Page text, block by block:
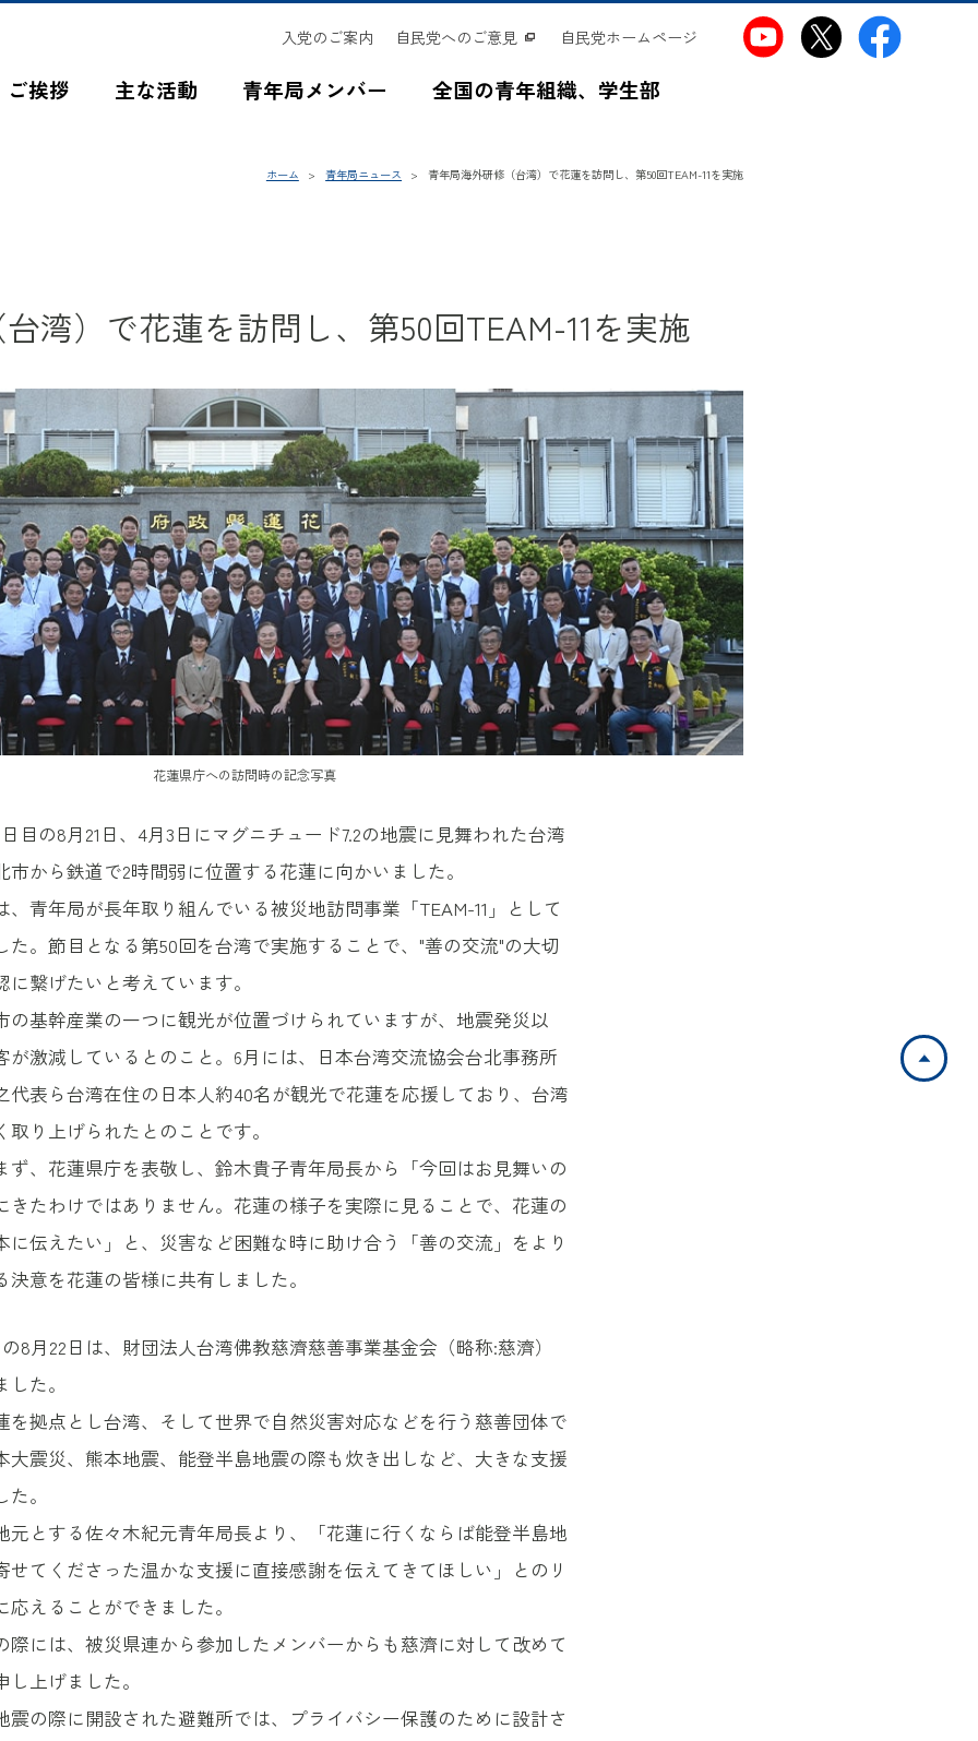
ご挨拶 主な活動 青年局メンバー 全国の青年組織、学生部
入党のご案内 自民党へのご意見 自民党ホームページ
ホーム 青年局ニュース 青年局海外研修（台湾）で花蓮を訪問し、第50回TEAM-11を実施
湾）で花蓮を訪問し、第50回TEAM-11を実施
花蓮県庁への訪問時の記念写真
目の8月21日、4月3日にマグニチュード7.2の地震に見舞われた台湾
市から鉄道で2時間弱に位置する花蓮に向かいました。
、青年局が長年取り組んでいる被災地訪問事業「TEAM-11」として
た。節目となる第50回を台湾で実施することで、"善の交流"の大切
に繋げたいと考えています。
の基幹産業の一つに観光が位置づけられていますが、地震発災以
が激減しているとのこと。6月には、日本台湾交流協会台北事務所
代表ら台湾在住の日本人約40名が観光で花蓮を応援しており、台湾
取り上げられたとのことです。
ず、花蓮県庁を表敬し、鈴木貴子青年局長から「今回はお見舞いの
きたわけではありません。花蓮の様子を実際に見ることで、花蓮の
に伝えたい」と、災害など困難な時に助け合う「善の交流」をより
決意を花蓮の皆様に共有しました。
8月22日は、財団法人台湾佛教慈濟慈善事業基金会（略称:慈濟）
た。
を拠点とし台湾、そして世界で自然災害対応などを行う慈善団体で
大震災、熊本地震、能登半島地震の際も炊き出しなど、大きな支援
。
元とする佐々木紀元青年局長より、「花蓮に行くならば能登半島地
せてくださった温かな支援に直接感謝を伝えてきてほしい」とのリ
応えることができました。
際には、被災県連から参加したメンバーからも慈濟に対して改めて
上げました。
震の際に開設された避難所では、プライバシー保護のために設計さ
ペ